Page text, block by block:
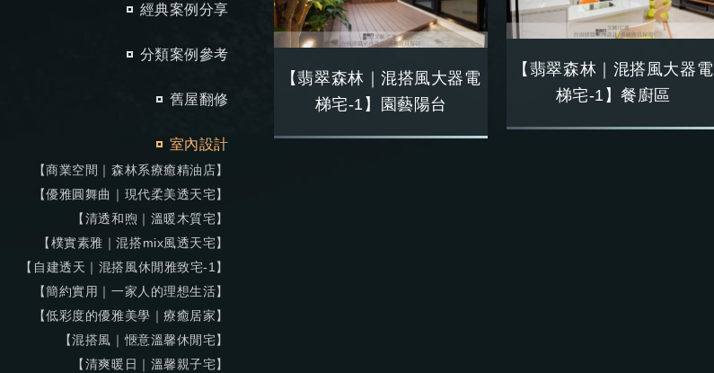
經典案例分享
分類案例參考
舊屋翻修
室內設計
【商業空間｜森林系療癒精油店】
【優雅圓舞曲｜現代柔美透天宅】
【清透和煦｜溫暖木質宅】
【樸實素雅｜混搭mix風透天宅】
【自建透天｜混搭風休閒雅致宅-1】
【簡約實用｜一家人的理想生活】
【低彩度的優雅美學｜療癒居家】
【混搭風｜愜意溫馨休閒宅】
【清爽暖日｜溫馨親子宅】
【翡翠森林｜混搭風大器電
梯宅-1】園藝陽台
【翡翠森林｜混搭風大器電
梯宅-1】餐廚區